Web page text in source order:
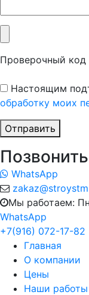
Проверочный код
Настоящим
обработку моих
Отправить
Позвонить
WhatsApp
Мы работаем:
WhatsApp
+7(916) 072-17-82
Главная
О компании
Цены
Наши работы